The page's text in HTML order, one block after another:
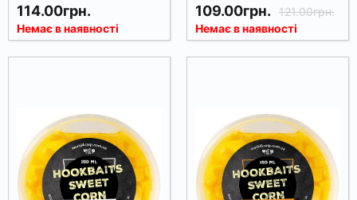
114.00грн.
Немає в наявності
109.00грн.
121.00грн.
Немає в наявності